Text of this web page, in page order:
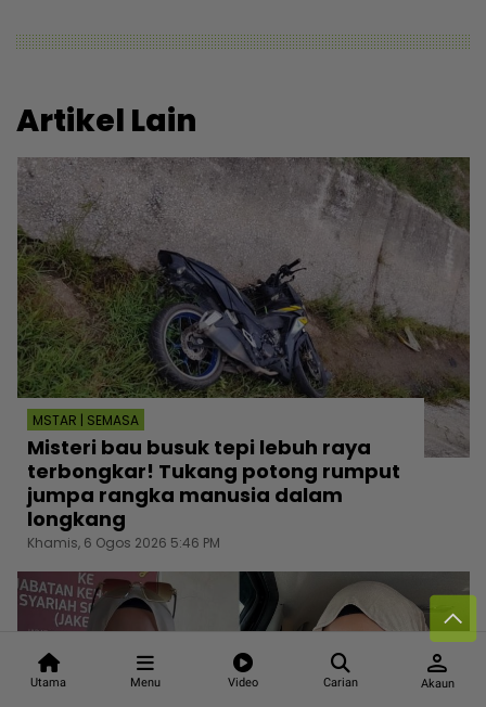
Utama Menu Video Carian
person
Akaun
Artikel Lain
MSTAR | SEMASA
Misteri bau busuk tepi lebuh raya
terbongkar! Tukang potong rumput
jumpa rangka manusia dalam
longkang
Khamis, 6 Ogos 2026 5:46 PM